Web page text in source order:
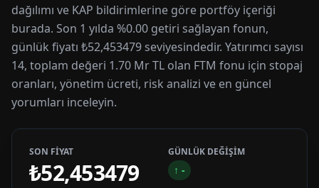
dağılımı ve KAP bildirimlerine göre portföy içeriği
burada. Son 1 yılda %0.00 getiri sağlayan fonun,
günlük fiyatı ₺52,453479 seviyesindedir. Yatırımcı sayısı
14, toplam değeri 1.70 Mr TL olan FTM fonu için stopaj
oranları, yönetim ücreti, risk analizi ve en güncel
yorumları inceleyin.
SON FİYAT
₺52,453479
GÜNLÜK DEĞİŞİM
↑ -